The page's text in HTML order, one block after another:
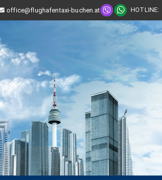
office@flughafentaxi-buchen.at HOTLINE: